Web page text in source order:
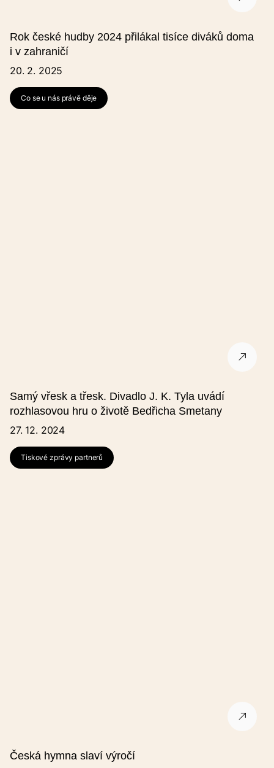
Rok české hudby 2024 přilákal tisíce diváků doma
i v zahraničí
20. 2. 2025
Co se u nás právě děje
Samý vřesk a třesk. Divadlo J. K. Tyla uvádí
rozhlasovou hru o životě Bedřicha Smetany
27. 12. 2024
Tiskové zprávy partnerů
Česká hymna slaví výročí